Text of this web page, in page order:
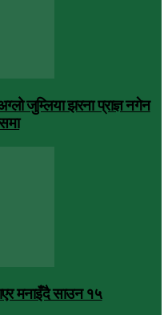
जुम्लिया झरना प्राज्ञ नगेन
मनाइँदै साउन १५